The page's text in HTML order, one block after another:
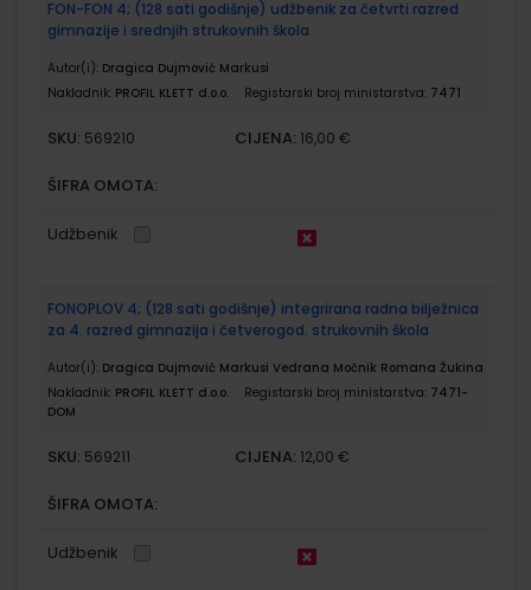
proizvodi
FON-FON 4; (128 sati godišnje) udžbenik za četvrti razred
gimnazije i srednjih strukovnih škola
Autor(i): Dragica Dujmović Markusi
Nakladnik: PROFIL KLETT d.o.o. Registarski broj ministarstva: 7471
SKU: 569210 CIJENA: 16,00 €
ŠIFRA OMOTA:
Udžbenik
FONOPLOV 4; (128 sati godišnje) integrirana radna bilježnica
za 4. razred gimnazija i četverogod. strukovnih škola
Autor(i): Dragica Dujmović Markusi Vedrana Močnik Romana Žukina
Nakladnik: PROFIL KLETT d.o.o. Registarski broj ministarstva: 7471-
DOM
SKU: 569211 CIJENA: 12,00 €
ŠIFRA OMOTA:
Udžbenik